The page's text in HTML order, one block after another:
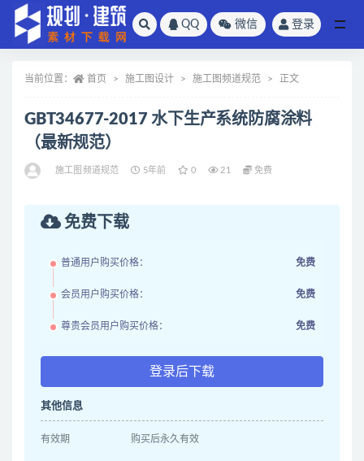
QQ 微信 登录
当前位置： 首页 施工图设计 施工图频道规范 正文
GBT34677-2017 水下生产系统防腐涂料
（最新规范）
施工图频道规范 5年前 0 21 免费
免费下载
普通用户购买价格： 免费
会员用户购买价格： 免费
尊贵会员用户购买价格： 免费
登录后下载
其他信息
有效期 购买后永久有效
全部